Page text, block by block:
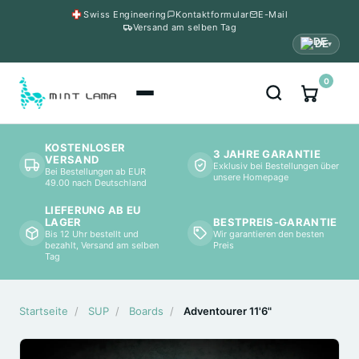
Swiss Engineering Kontaktformular
E-Mail
Versand am selben Tag
DE▾
0
KOSTENLOSER
VERSAND
Bei Bestellungen ab EUR
49.00 nach Deutschland
3 JAHRE GARANTIE
Exklusiv bei Bestellungen über
unsere Homepage
LIEFERUNG AB EU
LAGER
Bis 12 Uhr bestellt und
bezahlt, Versand am selben
Tag
BESTPREIS-GARANTIE
Wir garantieren den besten
Preis
Startseite / SUP / Boards / Adventourer 11'6"